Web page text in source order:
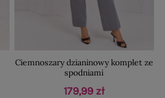
Ciemnoszary dzianinowy komplet ze
spodniami
179,99 zł